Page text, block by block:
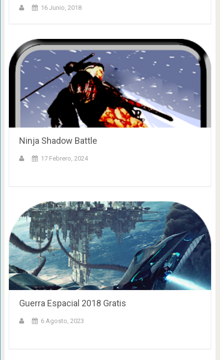
16 Junio, 2018
Ninja Shadow Battle
17 Febrero, 2024
Guerra Espacial 2018 Gratis
6 Agosto, 2023